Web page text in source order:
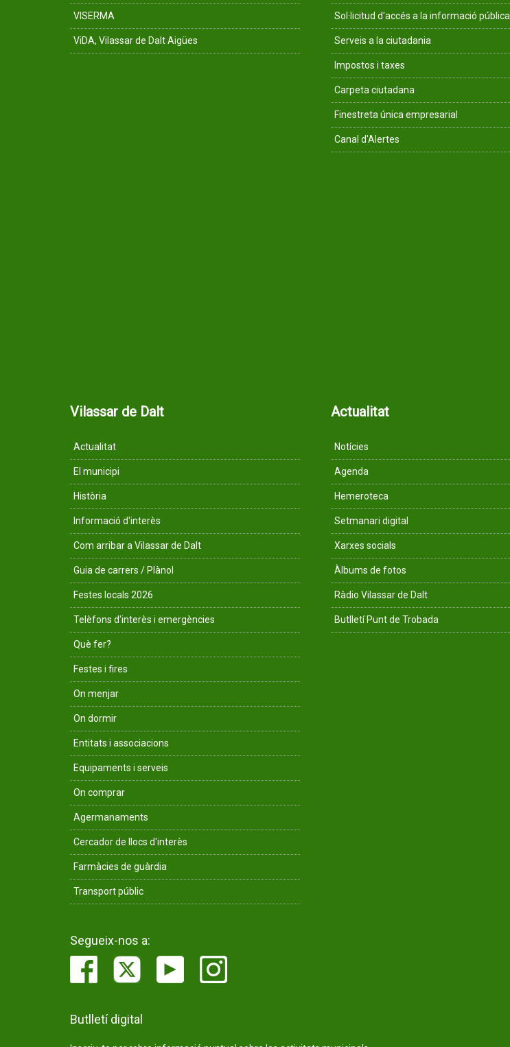
VISERMA
ViDA, Vilassar de Dalt Aigües
Sol·licitud d'accés a la informació pública
Serveis a la ciutadania
Impostos i taxes
Carpeta ciutadana
Finestreta única empresarial
Canal d'Alertes
Vilassar de Dalt
Actualitat
El municipi
Història
Informació d'interès
Com arribar a Vilassar de Dalt
Guia de carrers / Plànol
Festes locals 2026
Telèfons d'interès i emergències
Què fer?
Festes i fires
On menjar
On dormir
Entitats i associacions
Equipaments i serveis
On comprar
Agermanaments
Cercador de llocs d'interès
Farmàcies de guàrdia
Transport públic
Actualitat
Notícies
Agenda
Hemeroteca
Setmanari digital
Xarxes socials
Àlbums de fotos
Ràdio Vilassar de Dalt
Butlletí Punt de Trobada
Segueix-nos a:
Butlletí digital